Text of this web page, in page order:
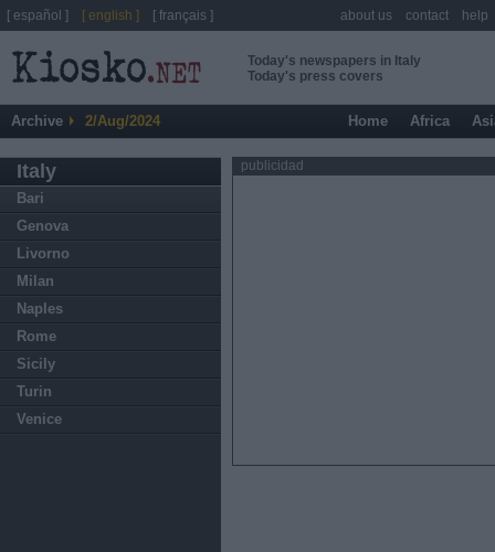
Today's newspapers in Italy
Today's press covers
Archive 2/Aug/2024 Home Africa
Italy
Bari
Genova
Livorno
Milan
Naples
Rome
Sicily
Turin
Venice
publicidad
[ español ] [ english ] [ français ] about us contact help